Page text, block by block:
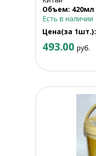
Объем: 420мл
Есть в наличии
Цена(за 1шт.):
493.00 руб.